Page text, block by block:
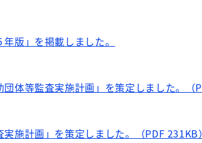
版」を掲載しました。
団体等監査実施計画」を策定しました。（
実施計画」を策定しました。（PDF 231KB）